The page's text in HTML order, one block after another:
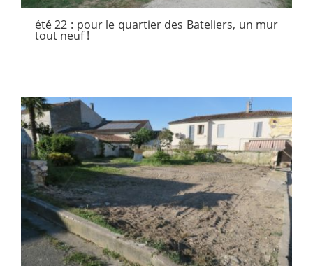
été 22 : pour le quartier des Bateliers, un mur
tout neuf !